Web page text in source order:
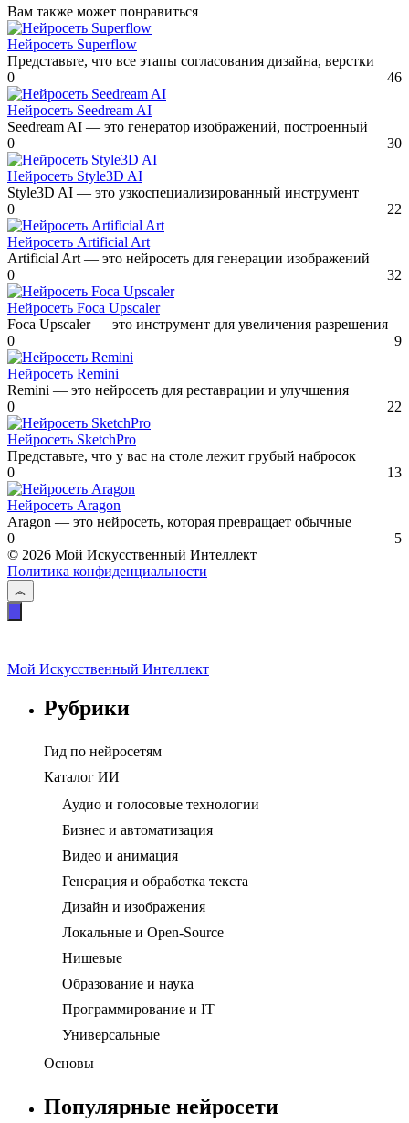
Вам также может понравиться
Нейросеть Superflow
Представьте, что все этапы согласования дизайна, верстки
0
46
Нейросеть Seedream AI
Seedream AI — это генератор изображений, построенный
0
30
Нейросеть Style3D AI
Style3D AI — это узкоспециализированный инструмент
0
22
Нейросеть Artificial Art
Artificial Art — это нейросеть для генерации изображений
0
32
Нейросеть Foca Upscaler
Foca Upscaler — это инструмент для увеличения разрешения
0
9
Нейросеть Remini
Remini — это нейросеть для реставрации и улучшения
0
22
Нейросеть SketchPro
Представьте, что у вас на столе лежит грубый набросок
0
13
Нейросеть Aragon
Aragon — это нейросеть, которая превращает обычные
0
5
© 2026 Мой Искусственный Интеллект
Политика конфиденциальности
Мой Искусственный Интеллект
Рубрики
Гид по нейросетям
Каталог ИИ
Аудио и голосовые технологии
Бизнес и автоматизация
Видео и анимация
Генерация и обработка текста
Дизайн и изображения
Локальные и Open-Source
Нишевые
Образование и наука
Программирование и IT
Универсальные
Основы
Популярные нейросети